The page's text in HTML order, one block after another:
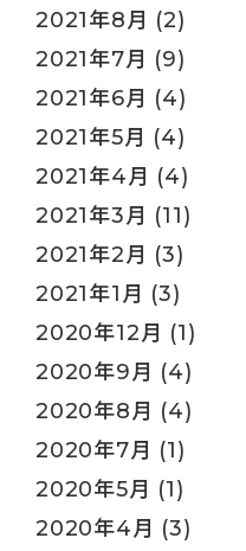
2021年8月 (2)
2021年7月 (9)
2021年6月 (4)
2021年5月 (4)
2021年4月 (4)
2021年3月 (11)
2021年2月 (3)
2021年1月 (3)
2020年12月 (1)
2020年9月 (4)
2020年8月 (4)
2020年7月 (1)
2020年5月 (1)
2020年4月 (3)